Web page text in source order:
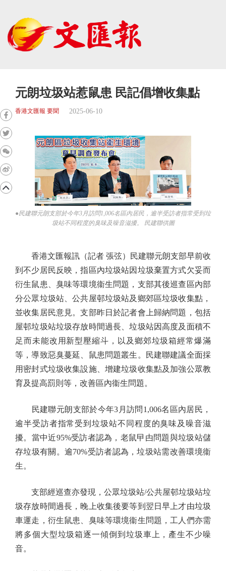
元朗垃圾站惹鼠患 民記倡增收集點
香港文匯報 要聞 2025-06-10
●民建聯元朗支部於今年3月訪問1,006名區內居民，逾半受訪者指常受到垃
圾站不同程度的臭味及噪音滋擾。 民建聯供圖
香港文匯報訊（記者 張弦）民建聯元朗支部早前收
到不少居民反映，指區內垃圾站因垃圾棄置方式欠妥而
衍生鼠患、臭味等環境衞生問題，支部其後巡查區內部
分公眾垃圾站、公共屋邨垃圾站及鄉郊區垃圾收集點，
並收集居民意見。支部昨日於記者會上歸納問題，包括
屋邨垃圾站垃圾存放時間過長、垃圾站因高度及面積不
足而未能改用新型壓縮斗，以及鄉郊垃圾箱經常爆滿
等，導致惡臭蔓延、鼠患問題叢生。民建聯建議全面採
用密封式垃圾收集設施、增建垃圾收集點及加強公眾教
育及提高罰則等，改善區內衞生問題。
民建聯元朗支部於今年3月訪問1,006名區內居民，
逾半受訪者指常受到垃圾站不同程度的臭味及噪音滋
擾。當中近95%受訪者認為，老鼠曱甴問題與垃圾站儲
存垃圾有關。逾70%受訪者認為，垃圾站需改善環境衞
生。
支部經巡查亦發現，公眾垃圾站/公共屋邨垃圾站垃
圾存放時間過長，晚上收集後要等到翌日早上才由垃圾
車運走，衍生鼠患、臭味等環境衞生問題，工人們亦需
將多個大型垃圾箱逐一傾倒到垃圾車上，產生不少噪
音。